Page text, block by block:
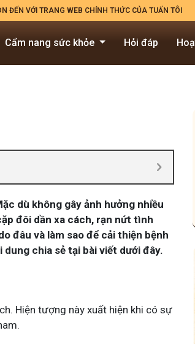
ĐẾN VỚI TRANG WEB CHÍNH THỨC CỦA TUẤN TÔI
Cẩm nang sức khỏe Hỏi đáp
dù không gây ảnh hưởng nhiều
đôi dần xa cách, rạn nứt tình
đâu và làm sao để cải thiện bệnh
dung chia sẻ tại bài viết dưới đây.
Hiện tượng này xuất hiện khi có sự